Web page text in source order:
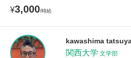
¥3,000/時給
kawashima
関西大学 文学部